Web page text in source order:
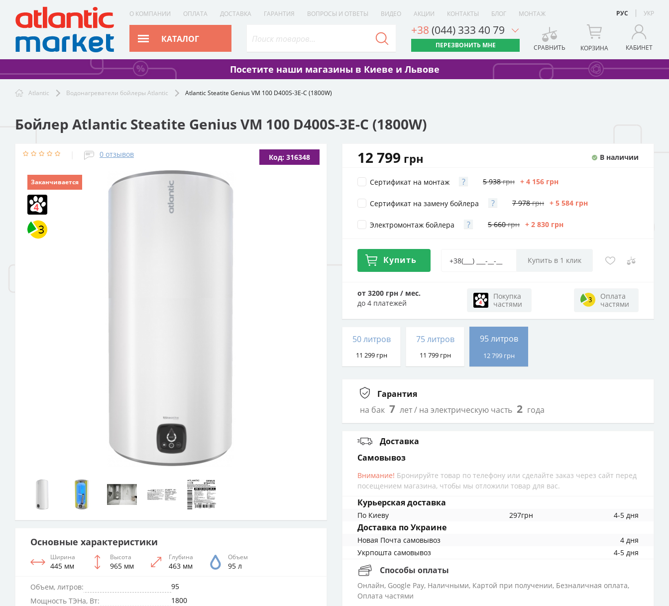
О КОМПАНИИ ОПЛАТА ДОСТАВКА ГАРАНТИЯ ВОПРОСЫ И ОТВЕТЫ ВИДЕО АКЦИИ КОНТАКТЫ БЛОГ МОНТАЖ РУС УКР
КАТАЛОГ
+38 (044) 333 40 79
ПЕРЕЗВОНИТЬ МНЕ СРАВНИТЬ КОРЗИНА КАБИНЕТ
Посетите наши магазины в Киеве и Львове
Atlantic Водонагреватели бойлеры Atlantic Atlantic Steatite Genius VM 100 D400S-3E-C (1800W)
Бойлер Atlantic Steatite Genius VM 100 D400S-3E-C (1800W)
0 отзывов Код: 316348
Заканчивается
Основные характеристики
Ширина
445 мм
Высота
965 мм
Глубина
463 мм
Объем
95 л
Объем, литров:
95
Мощность ТЭНа, Вт:
1800
В наличии
12 799 грн
Сертификат на монтаж ? 5 938грн + 4 156 грн
Сертификат на замену бойлера ? 7 978грн + 5 584 грн
Электромонтаж бойлера ? 5 660грн + 2 830 грн
Купить
от 3200 грн / мес.
до 4 платежей
Покупка
частями
Оплата
частями
50 литров
11 299грн
75 литров
11 799грн
95 литров
12 799грн
Гарантия
на бак 7 лет / на электрическую часть 2 года
Доставка
cамовывоз
Внимание! Бронируйте товар по телефону или сделайте заказ через сайт перед
посещением магазина, чтобы мы отложили товар для вас.
Курьерская доставка
По Киеву 297грн 4-5 дня
Доставка по Украине
Новая Почта cамовывоз
4 дня
Укрпошта cамовывоз
4-5 дня
Способы оплаты
Онлайн, Google Pay, Наличными, Картой при получении, Безналичная оплата,
Оплата частями